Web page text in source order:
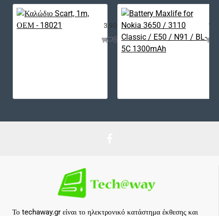
(BS-
BL234)
Καλώδιο Scart, 1m, ΟΕΜ - 18021
3,90€
Το techaway.gr είναι το ηλεκτρονικό κατάστημα έκθεσης και